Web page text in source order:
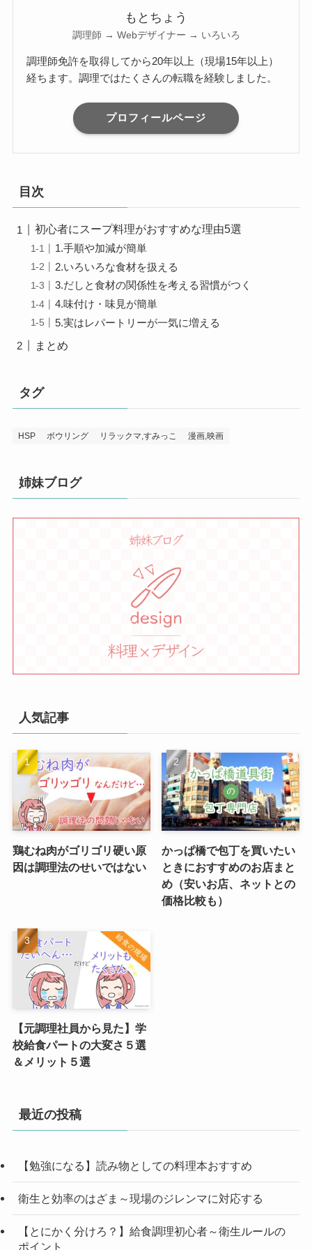
もとちょう
調理師 → Webデザイナー → いろいろ
調理師免許を取得してから20年以上（現場15年以上）
経ちます。調理ではたくさんの転職を経験しました。
プロフィールページ
目次
初心者にスープ料理がおすすめな理由5選
1.手順や加減が簡単
2.いろいろな食材を扱える
3.だしと食材の関係性を考える習慣がつく
4.味付け・味見が簡単
5.実はレパートリーが一気に増える
まとめ
タグ
HSP ボウリング リラックマ,すみっこ 漫画,映画
姉妹ブログ
人気記事
鶏むね肉がゴリゴリ硬い原
因は調理法のせいではない
かっぱ橋で包丁を買いたい
ときにおすすめのお店まと
め（安いお店、ネットとの
価格比較も）
【元調理社員から見た】学
校給食パートの大変さ５選
＆メリット５選
最近の投稿
【勉強になる】読み物としての料理本おすすめ
衛生と効率のはざま～現場のジレンマに対応する
【とにかく分けろ？】給食調理初心者～衛生ルールの
ポイント